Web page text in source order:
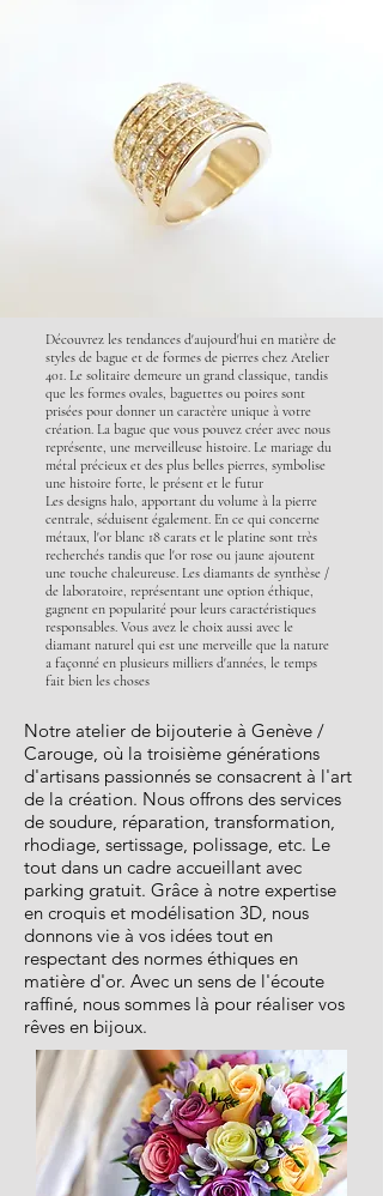
Découvrez les tendances d'aujourd'hui en matière de
styles de bague et de formes de pierres chez Atelier
401. Le solitaire demeure un grand classique, tandis
que les formes ovales, baguettes ou poires sont
prisées pour donner un caractère unique à votre
création. La bague que vous pouvez créer avec nous
représente, une merveilleuse histoire. Le mariage du
métal précieux et des plus belles pierres, symbolise
une histoire forte, le présent et le futur
Les designs halo, apportant du volume à la pierre
centrale, séduisent également. En ce qui concerne
métaux, l'or blanc 18 carats et le platine sont très
recherchés tandis que l'or rose ou jaune ajoutent
une touche chaleureuse. Les diamants de synthèse /
de laboratoire, représentant une option éthique,
gagnent en popularité pour leurs caractéristiques
responsables. Vous avez le choix aussi avec le
diamant naturel qui est une merveille que la nature
a façonné en plusieurs milliers d'années, le temps
fait bien les choses
Notre atelier de bijouterie à Genève /
Carouge, où la troisième générations
d'artisans passionnés se consacrent à l'art
de la création. Nous offrons des services
de soudure, réparation, transformation,
rhodiage, sertissage, polissage, etc. Le
tout dans un cadre accueillant avec
parking gratuit. Grâce à notre expertise
en croquis et modélisation 3D, nous
donnons vie à vos idées tout en
respectant des normes éthiques en
matière d'or. Avec un sens de l'écoute
raffiné, nous sommes là pour réaliser vos
rêves en bijoux.